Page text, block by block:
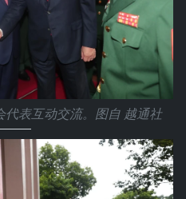
代表互动交流。图自 越通社